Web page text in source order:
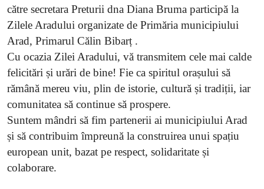
către secretara Preturii dna Diana Bruma participă la
Zilele Aradului organizate de Primăria municipiului
Arad, Primarul Călin Bibarț .
Cu ocazia Zilei Aradului, vă transmitem cele mai calde
felicitări și urări de bine! Fie ca spiritul orașului să
rămână mereu viu, plin de istorie, cultură și tradiții, iar
comunitatea să continue să prospere.
Suntem mândri să fim partenerii ai municipiului Arad
și să contribuim împreună la construirea unui spațiu
european unit, bazat pe respect, solidaritate și
colaborare.